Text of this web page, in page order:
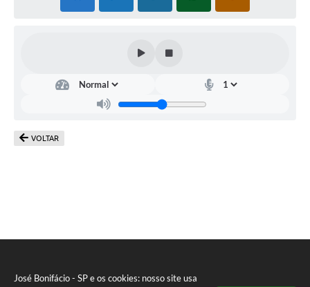
José Bonifácio - SP e os cookies: nosso site usa
VOLTAR